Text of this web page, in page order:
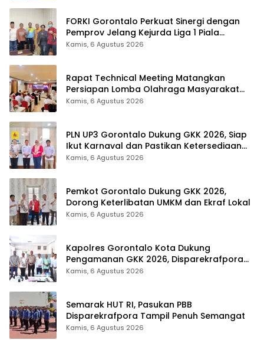
FORKI Gorontalo Perkuat Sinergi dengan
Pemprov Jelang Kejurda Liga 1 Piala
Gubernur 2026
Kamis, 6 Agustus 2026
Rapat Technical Meeting Matangkan
Persiapan Lomba Olahraga Masyarakat
Tingkat Provinsi Gorontalo
Kamis, 6 Agustus 2026
PLN UP3 Gorontalo Dukung GKK 2026, Siap
Ikut Karnaval dan Pastikan Ketersediaan
Listrik
Kamis, 6 Agustus 2026
Pemkot Gorontalo Dukung GKK 2026,
Dorong Keterlibatan UMKM dan Ekraf Lokal
Kamis, 6 Agustus 2026
Kapolres Gorontalo Kota Dukung
Pengamanan GKK 2026, Disparekrafpora
Perkuat Sinergi Lintas Sektor
Kamis, 6 Agustus 2026
Semarak HUT RI, Pasukan PBB
Disparekrafpora Tampil Penuh Semangat
Kamis, 6 Agustus 2026